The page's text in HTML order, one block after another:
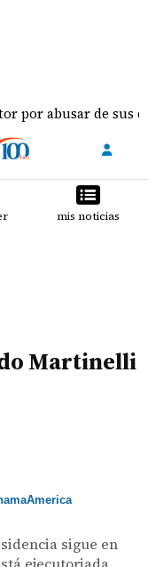
de sus dos hijas
mis noticias
Martinelli
sigue en